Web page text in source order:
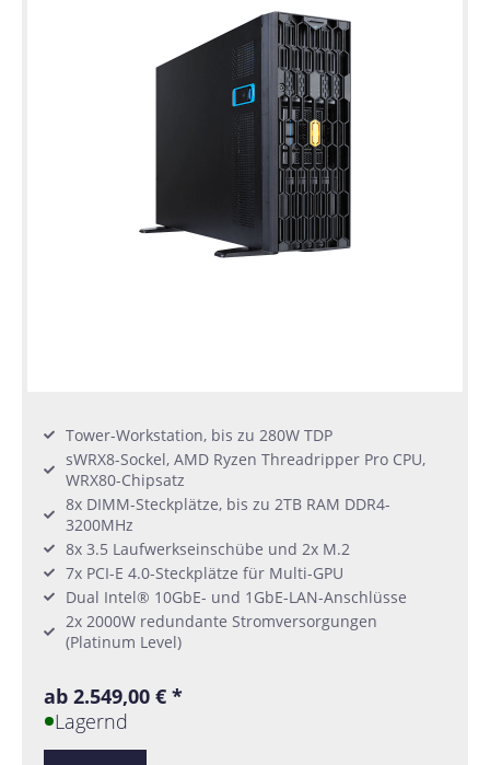
Tower-Workstation, bis zu 280W TDP
sWRX8-Sockel, AMD Ryzen Threadripper Pro CPU,
WRX80-Chipsatz
8x DIMM-Steckplätze, bis zu 2TB RAM DDR4-
3200MHz
8x 3.5 Laufwerkseinschübe und 2x M.2
7x PCI-E 4.0-Steckplätze für Multi-GPU
Dual Intel® 10GbE- und 1GbE-LAN-Anschlüsse
2x 2000W redundante Stromversorgungen
(Platinum Level)
ab 2.549,00 € *
Lagernd